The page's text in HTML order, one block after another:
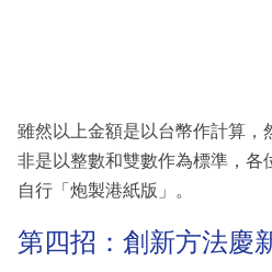
雖然以上金額是以台幣作計算，
非是以整數和雙數作為標準，各
自行「炮製港紙版」。
第四招：創新方法慶